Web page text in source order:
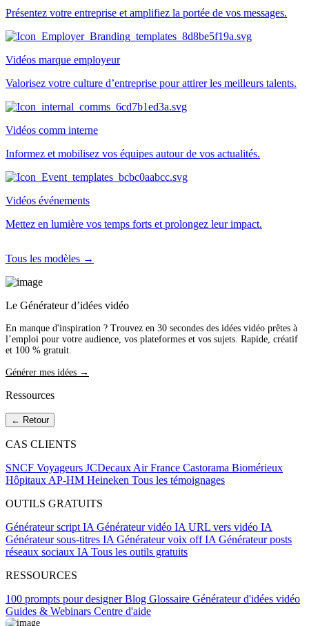
Présentez votre entreprise et amplifiez la portée de vos messages.
Vidéos marque employeur
Valorisez votre culture d’entreprise pour attirer les meilleurs talents.
Vidéos comm interne
Informez et mobilisez vos équipes autour de vos actualités.
Vidéos événements
Mettez en lumière vos temps forts et prolongez leur impact.
Tous les modèles →
Le Générateur d’idées vidéo
En manque d'inspiration ? Trouvez en 30 secondes des idées vidéo prêtes à
l’emploi pour votre audience, vos plateformes et vos sujets. Rapide, créatif
et 100 % gratuit.
Générer mes idées →
Ressources
← Retour
CAS CLIENTS
SNCF Voyageurs JCDecaux Air France Castorama Biomérieux
Hôpitaux AP-HM Heineken Tous les témoignages
OUTILS GRATUITS
Générateur script IA Générateur vidéo IA URL vers vidéo IA
Générateur sous-titres IA Générateur voix off IA Générateur posts
réseaux sociaux IA Tous les outils gratuits
RESSOURCES
100 prompts pour designerBlog Glossaire Générateur d'idées vidéo
Guides & Webinars Centre d'aide